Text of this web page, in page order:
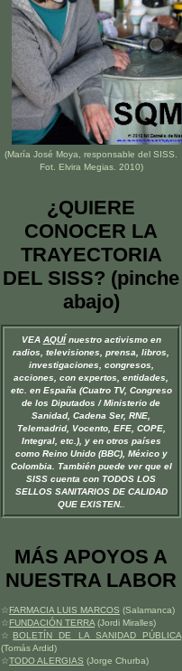
(María José Moya, responsable del SISS
Fot. Elvira Megias. 2010)
¿QUIERE
CONOCER LA
TRAYECTORIA
DEL SISS? (pinche
abajo)
VEA AQUÍnuestro activismo en
radios, televisiones, prensa, libros,
investigaciones, congresos,
acciones, con expertos, entidades,
etc. en España (Cuatro TV, Congreso
de los Diputados / Ministerio de
Sanidad, Cadena Ser, RNE,
Telemadrid, Vocento, EFE, COPE,
Integral, etc.), y en otros países
como Reino Unido (BBC), México y
Colombia. También puede ver que el
SISS cuenta con TODOS LOS
SELLOS SANITARIOS DE CALIDAD
QUE EXISTEN.
MÁS APOYOS A
NUESTRA LABOR
☆FARMACIA LUIS MARCOS (Salamanca)
☆FUNDACIÓN TERRA (Jordi Miralles)
☆ BOLETÍN DE LA SANIDAD PÚBLICA
(Tomás Ardid)
☆TODO ALERGIAS (Jorge Churba)